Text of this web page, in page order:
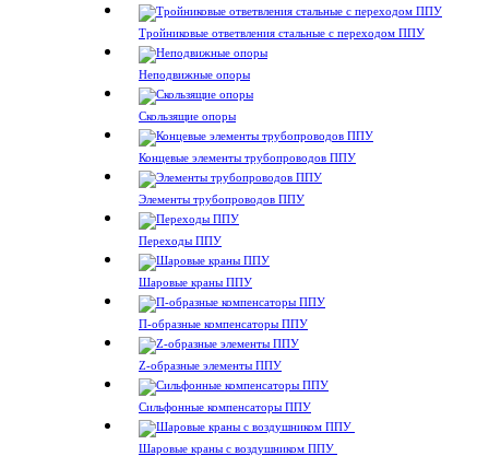
Тройниковые ответвления стальные с переходом ППУ
Неподвижные опоры
Скользящие опоры
Концевые элементы трубопроводов ППУ
Элементы трубопроводов ППУ
Переходы ППУ
Шаровые краны ППУ
П-образные компенсаторы ППУ
Z-образные элементы ППУ
Сильфонные компенсаторы ППУ
Шаровые краны с воздушником ППУ